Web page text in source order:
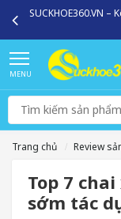
SUCKHOE360.VN
MENU
Trang chủ Review
Top 7
sớm tác